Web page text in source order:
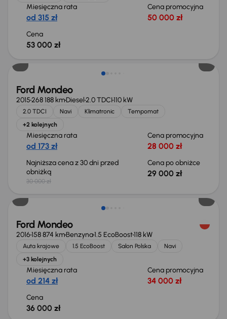
Miesięczna rata
od 315 zł
Cena promocyjna
50 000 zł
Cena
53 000 zł
Taniej o 1 000 zł
Ford Mondeo
2015268 188 kmDiesel2.0 TDCI110 kW
2.0 TDCI Navi Klimatronic
Tempomat
+2 kolejnych
Miesięczna rata
od 173 zł
Cena promocyjna
28 000 zł
Najniższa cena z 30 dni przed
obniżką
30 000 zł
Cena po obniżce
29 000 zł
Ford Mondeo
2016158 874 kmBenzyna1.5 EcoBoost118 kW
Auta krajowe 1.5 EcoBoost Salon Polska
Navi
+3 kolejnych
Miesięczna rata
od 214 zł
Cena promocyjna
34 000 zł
Cena
36 000 zł
Taniej o 2 000 zł